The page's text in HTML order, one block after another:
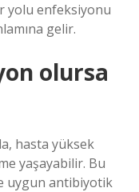
yolu enfeksiyonu
gelir.
olursa
hasta yüksek
yaşayabilir. Bu
uygun antibiyotik